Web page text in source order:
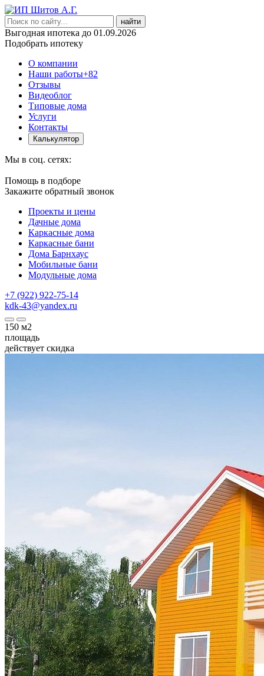
найти
Выгодная ипотека до 01.09.2026
Подобрать ипотеку
О компании
Наши работы+82
Отзывы
Видеоблог
Типовые дома
Услуги
Контакты
Калькулятор
Мы в соц. сетях:
Помощь в подборе
Закажите обратный звонок
Проекты и цены
Дачные дома
Каркасные дома
Каркасные бани
Дома Барнхаус
Мобильные бани
Модульные дома
+7 (922) 922-75-14
kdk-43@yandex.ru
150 м2
площадь
действует скидка